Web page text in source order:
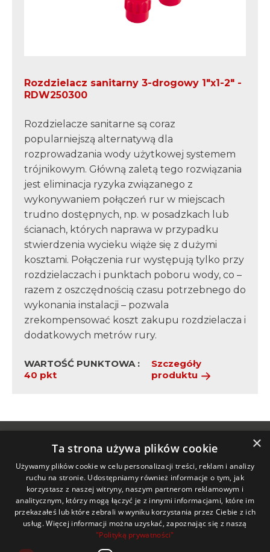
Rozdzielacz sanitarny 3-drogowy 1"x1-2" -
RDW250300
Rozdzielacze sanitarne są coraz
popularniejszą alternatywą dla
rozprowadzania wody użytkowej systemem
trójnikowym. Główną zaletą tego rozwiązania
jest eliminacja ryzyka związanego z
wykonywaniem połączeń rur w miejscach
trudno dostępnych, np. w posadzkach lub
ścianach, których naprawa w przypadku
stwierdzenia wycieku wiąże się z dużymi
kosztami. Połączenia rur występują tylko przy
rozdzielaczach i punktach poboru wody, co –
razem z oszczędnością czasu potrzebnego do
wykonania instalacji – pozwala
zrekompensować koszt zakupu rozdzielacza i
dodatkowych metrów rury.
WARTOŚĆ PUNKTOWA :
40 pkt
Szczegóły
produktu
pobierz
aplikację
mobilną
contact@ferrplay.info
61 111 0143
(dni powszednie w godz.: 9.00 - 17.00)
×
Ta strona używa plików cookie
Używamy plików cookie w celu personalizacji treści, reklam i analizy
ruchu na stronie. Udostępniamy również informacje o tym, jak
korzystasz z naszej witryny, naszym partnerom reklamowym i
analitycznym, którzy mogą łączyć je z innymi informacjami, które im
przekazałeś lub które zebrali w wyniku korzystania przez Ciebie z ich
usług. Więcej informacji można uzyskać, zapoznając się z naszą
"Polityką prywatności"